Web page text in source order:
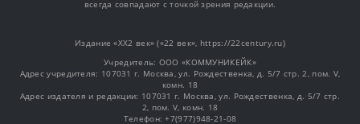
всегда совпадают с точкой зрения редакции.
Издание «XX2 век» («22 век», https://22century.ru)
Учредитель: OOO «КОММУНИКЕЙК»
Адрес учредителя: 107031 г. Москва, ул. Рождественка, д. 5/7 стр. 2, пом. V,
комн. 18
Адрес издателя и редакции: 107031 г. Москва, ул. Рождественка, д. 5/7 стр.
2, пом. V, комн. 18
Телефон: +7(977)948-21-08